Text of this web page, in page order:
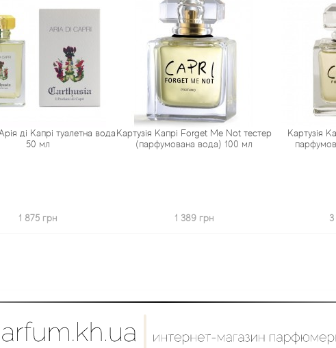
Капрі туалетна вода
875 грн
Картузія Капрі Forget Me Not тестер
(парфумована вода) 100 мл
1 389 грн
Картузія Капрі
парфумована
3 499